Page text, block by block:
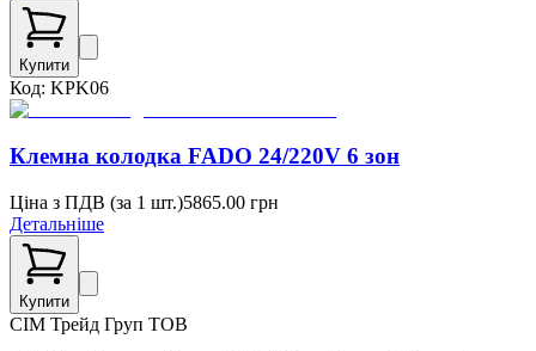
Купити
Код: KPK06
Клемна колодка FADO 24/220V 6 зон
Ціна з ПДВ (за 1 шт.)5865.00 грн
Детальніше
Купити
СІМ Трейд Груп ТОВ